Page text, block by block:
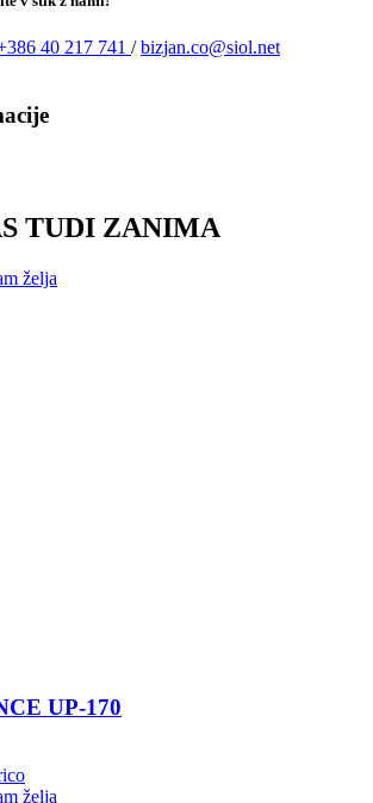
40 217 741 /bizjan.co@siol.net
TUDI ZANIMA
želja
UP-170
želja